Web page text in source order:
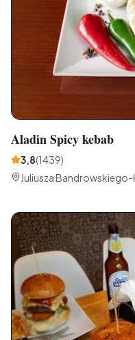
Aladin Spicy kebab
3,8(1439)
Juliusza